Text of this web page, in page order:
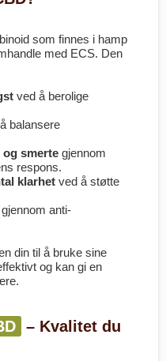
som finnes i hamp
med ECS. Den
ved å berolige
balansere
og smerte gjennom
respons.
klarhet ved å støtte
gjennom anti-
din til å bruke sine
og kan gi en
– Kvalitet du